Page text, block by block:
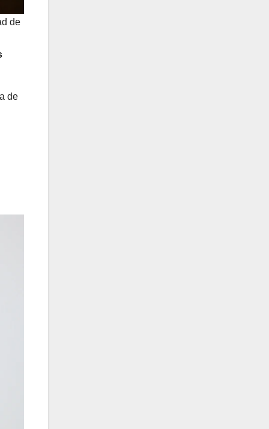
de
de